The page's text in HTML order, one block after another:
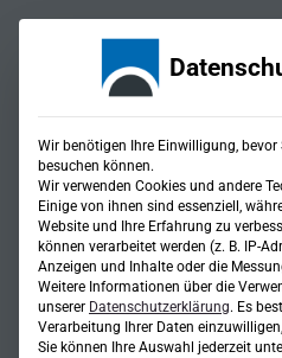
Wir benötigen Ihre Einwilligung, bevor
besuchen können.
Wir verwenden Cookies und andere
Einige von ihnen sind essenziell,
Website und Ihre Erfahrung zu
können verarbeitet werden (z. B. IP-
Anzeigen und Inhalte oder die
Weitere Informationen über die
unserer Datenschutzerklärung. Es
Verarbeitung Ihrer Daten
Sie können Ihre Auswahl jederzeit